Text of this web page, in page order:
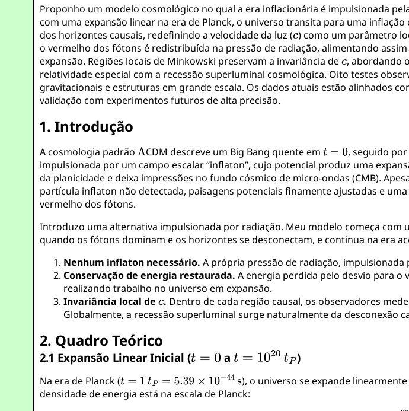
Proponho um modelo cosmológico no qual a era inflacionária é impulsionada
com uma expansão linear na era de Planck, o universo transita para uma
dos horizontes causais, redefinindo a velocidade da luz ( ) como um parâmetro
o vermelho dos fótons é redistribuída na pressão de radiação, alimentando
expansão. Regiões locais de Minkowski preservam a invariância de , abordando
relatividade especial com a recessão superluminal cosmológica. Oito testes
gravitacionais e estruturas em grande escala. Os dados atuais estão alinhados
validação com experimentos futuros de alta precisão.
1. Introdução
A cosmologia padrão CDM descreve um Big Bang quente em , seguido
impulsionada por um campo escalar “inflaton”, cujo potencial produz uma
da planicidade e deixa impressões no fundo cósmico de micro-ondas (CMB).
partícula inflaton não detectada, paisagens potenciais finamente ajustadas e
vermelho dos fótons.
Introduzo uma alternativa impulsionada por radiação. Meu modelo começa
quando os fótons dominam e os horizontes se desconectam, e continua na era
Nenhum inflaton necessário. A própria pressão de radiação,
Conservação de energia restaurada. A energia perdida pelo desvio para o
realizando trabalho no universo em expansão.
Invariância local de . Dentro de cada região causal, os observadores
Globalmente, a recessão superluminal surge naturalmente da desconexão
2. Quadro Teórico
2.1 Expansão Linear Inicial ( a )
Na era de Planck ( ), o universo se expande
densidade de energia está na escala de Planck: